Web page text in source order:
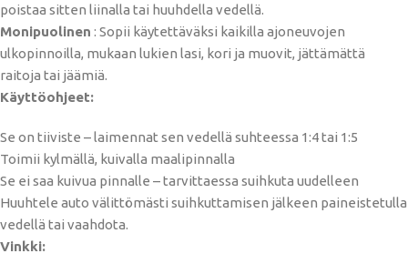
poistaa sitten liinalla tai huuhdella vedellä.
Monipuolinen : Sopii käytettäväksi kaikilla ajoneuvojen
ulkopinnoilla, mukaan lukien lasi, kori ja muovit, jättämättä
raitoja tai jäämiä.
Käyttöohjeet:
Se on tiiviste – laimennat sen vedellä suhteessa 1:4 tai 1:5
Toimii kylmällä, kuivalla maalipinnalla
Se ei saa kuivua pinnalle – tarvittaessa suihkuta uudelleen
Huuhtele auto välittömästi suihkuttamisen jälkeen paineistetulla
vedellä tai vaahdota.
Vinkki: